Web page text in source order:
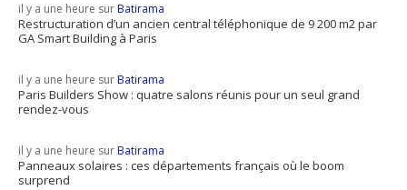
il y a une heure surBatirama
Restructuration d’un ancien central téléphonique de 9 200 m2 par
GA Smart Building à Paris
il y a une heure surBatirama
Paris Builders Show : quatre salons réunis pour un seul grand
rendez-vous
il y a une heure surBatirama
Panneaux solaires : ces départements français où le boom
surprend